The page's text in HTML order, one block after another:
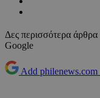
Δες περισσότερα άρθρα
Google
Add